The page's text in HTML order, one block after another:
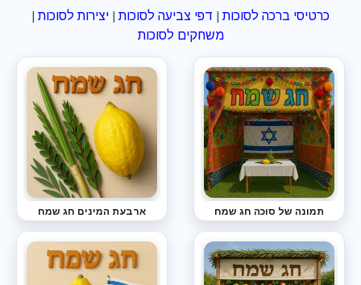
כרטיסי ברכה לסוכות | דפי צביעה לסוכות | יצירות לסוכות |
משחקים לסוכות
תמונה של סוכה חג שמח ארבעת המינים חג שמח